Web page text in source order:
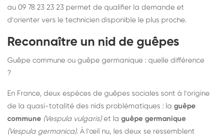
au 09 78 23 23 23 permet de qualifier la demande et
d'orienter vers le technicien disponible le plus proche.
Reconnaître un nid de guêpes
Guêpe commune ou guêpe germanique : quelle différence
?
En France, deux espèces de guêpes sociales sont à l'origine
de la quasi-totalité des nids problématiques : la guêpe
commune (Vespula vulgaris)et la guêpe germanique
(Vespula germanica). À l'œil nu, les deux se ressemblent